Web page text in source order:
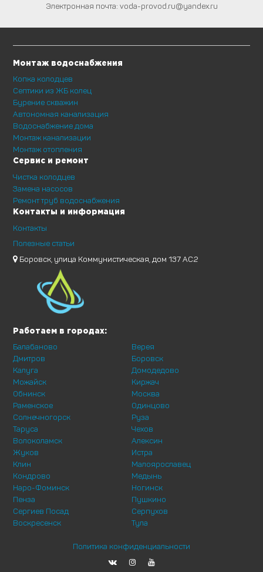
Электронная почта: voda-provod.ru@yandex.ru
Монтаж водоснабжения
Копка колодцев
Септики из ЖБ колец
Бурение скважин
Автономная канализация
Водоснабжение дома
Монтаж канализации
Монтаж отопления
Сервис и ремонт
Чистка колодцев
Замена насосов
Ремонт труб водоснабжения
Контакты и информация
Контакты
Полезные статьи
Боровск, улица Коммунистическая, дом 137 АС2
Работаем в городах:
Балабаново
Дмитров
Калуга
Можайск
Обнинск
Раменское
Солнечногорск
Таруса
Верея
Боровск
Домодедово
Киржач
Москва
Одинцово
Руза
Чехов
Волоколамск
Жуков
Клин
Кондрово
Наро-Фоминск
Пенза
Сергиев Посад
Воскресенск
Алексин
Истра
Малоярославец
Медынь
Ногинск
Пушкино
Серпухов
Тула
Политика конфиденциальности